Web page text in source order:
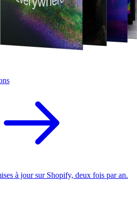
à jour sur Shopify, deux fois par an.